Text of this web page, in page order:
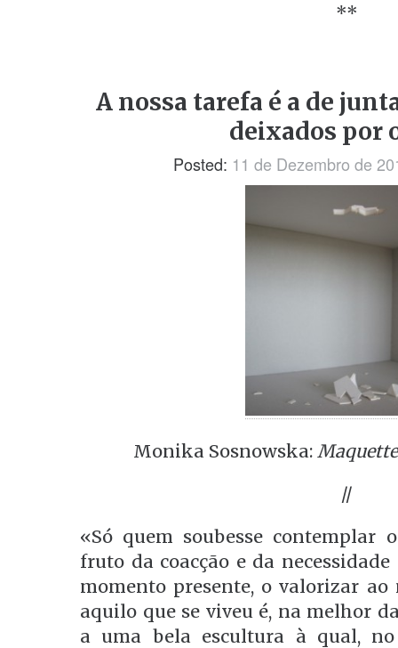
**
A nossa tarefa é a de
deixados por
Posted: 11 de Dezembro de
Monika Sosnowska:
//
«Só quem soubesse contemplar
fruto da coacção e da
momento presente, o valorizar ao
aquilo que se viveu é, na melhor
a uma bela escultura à qual, no